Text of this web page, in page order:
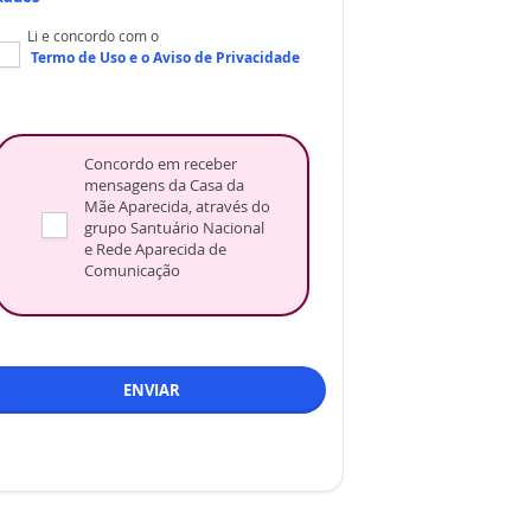
Li e concordo com o
Termo de Usoe oAviso de Privacidade
Concordo em receber
mensagens da Casa da
Mãe Aparecida, através do
grupo Santuário Nacional
e Rede Aparecida de
Comunicação
ENVIAR